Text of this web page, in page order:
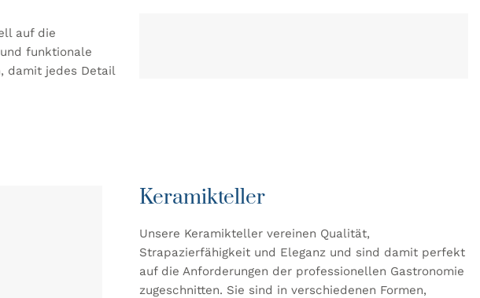
auf die
funktionale
damit jedes Detail
Keramikteller
Unsere Keramikteller vereinen Qualität,
Strapazierfähigkeit und Eleganz und sind damit perfekt
auf die Anforderungen der professionellen Gastronomie
zugeschnitten. Sie sind in verschiedenen Formen,